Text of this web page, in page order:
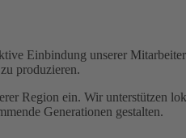
Einbindung unserer
produzieren.
Region ein. Wir unterstützen
Generationen gestalten.